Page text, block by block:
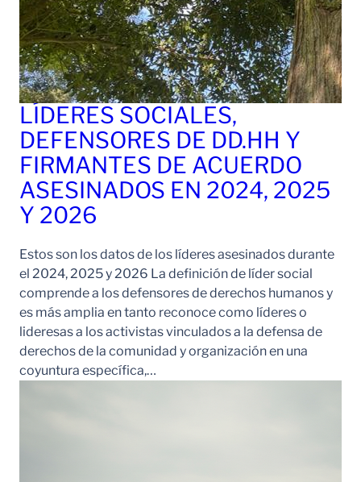
LÍDERES SOCIALES,
DEFENSORES DE DD.HH Y
FIRMANTES DE ACUERDO
ASESINADOS EN 2024, 2025
Y 2026
Estos son los datos de los líderes asesinados durante
el 2024, 2025 y 2026 La definición de líder social
comprende a los defensores de derechos humanos y
es más amplia en tanto reconoce como líderes o
lideresas a los activistas vinculados a la defensa de
derechos de la comunidad y organización en una
coyuntura específica,…